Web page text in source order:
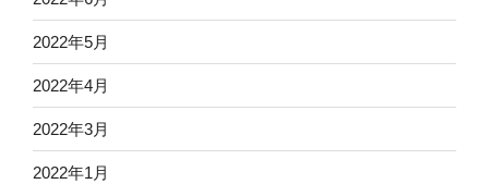
2022年5月
2022年4月
2022年3月
2022年1月